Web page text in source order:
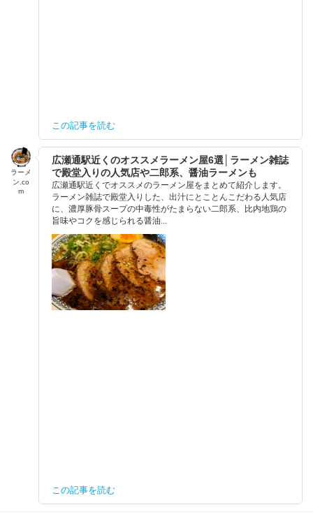
この記事を読む
ラーメ
ン.co
m
広瀬通駅近くのオススメラーメン屋6選│ラーメン雑誌
で殿堂入りの人気店や二郎系、醤油ラーメンも
広瀬通駅近くでオススメのラーメン屋をまとめて紹介します。
ラーメン雑誌で殿堂入りした、出汁にとことんこだわる人気店
に、濃厚豚骨スープの中毒性がたまらない二郎系、比内地鶏の
旨味やコクを感じられる醤油...
この記事を読む